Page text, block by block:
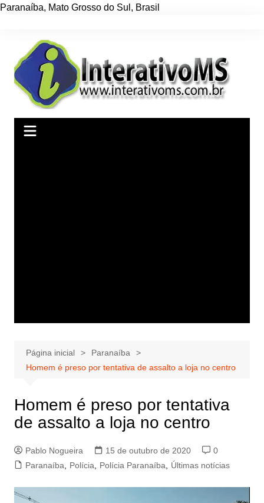
Paranaíba, Mato Grosso do Sul , Brasil
conteúdo
Página inicial
Paranaíba
Homem é preso por tentativa de assalto a loja no centro
Homem é preso por tentativa
de assalto a loja no centro
Pablo Nogueira 15 de outubro de 2020
0
Paranaíba
Polícia Polícia Paranaíba Últimas notícias